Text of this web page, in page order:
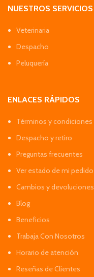
NUESTROS SERVICIOS
Veterinaria
Despacho
Peluquería
ENLACES RÁPIDOS
Términos y condiciones
Despacho y retiro
Preguntas frecuentes
Ver estado de mi pedido
Cambios y devoluciones
Blog
Beneficios
Trabaja Con Nosotros
Horario de atención
Reseñas de Clientes